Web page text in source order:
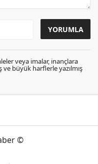
veya imalar, inançlara
ve büyük harflerle yazılmış
©